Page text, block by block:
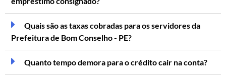
Quais são as taxas cobradas para os servidores da
Prefeitura de Bom Conselho - PE?
Quanto tempo demora para o crédito cair na conta?